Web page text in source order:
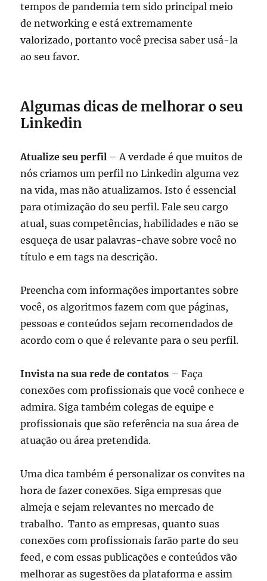
tempos de pandemia tem sido principal meio
de networking e está extremamente
valorizado, portanto você precisa saber usá-la
ao seu favor.
Algumas dicas de melhorar o seu
Linkedin
Atualize seu perfil – A verdade é que muitos de
nós criamos um perfil no Linkedin alguma vez
na vida, mas não atualizamos. Isto é essencial
para otimização do seu perfil. Fale seu cargo
atual, suas competências, habilidades e não se
esqueça de usar palavras-chave sobre você no
título e em tags na descrição.
Preencha com informações importantes sobre
você, os algoritmos fazem com que páginas,
pessoas e conteúdos sejam recomendados de
acordo com o que é relevante para o seu perfil.
Invista na sua rede de contatos – Faça
conexões com profissionais que você conhece e
admira. Siga também colegas de equipe e
profissionais que são referência na sua área de
atuação ou área pretendida.
Uma dica também é personalizar os convites na
hora de fazer conexões. Siga empresas que
almeja e sejam relevantes no mercado de
trabalho. Tanto as empresas, quanto suas
conexões com profissionais farão parte do seu
feed, e com essas publicações e conteúdos vão
melhorar as sugestões da plataforma e assim